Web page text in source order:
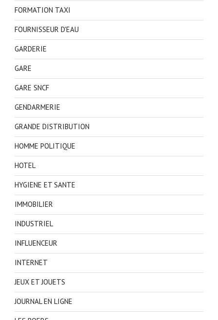
FORMATION TAXI
FOURNISSEUR D'EAU
GARDERIE
GARE
GARE SNCF
GENDARMERIE
GRANDE DISTRIBUTION
HOMME POLITIQUE
HOTEL
HYGIENE ET SANTE
IMMOBILIER
INDUSTRIEL
INFLUENCEUR
INTERNET
JEUX ET JOUETS
JOURNAL EN LIGNE